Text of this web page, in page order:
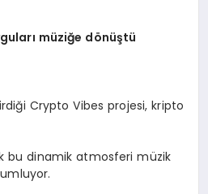
müziğe dönüştü
Crypto Vibes projesi, kripto
bu dinamik atmosferi müzik